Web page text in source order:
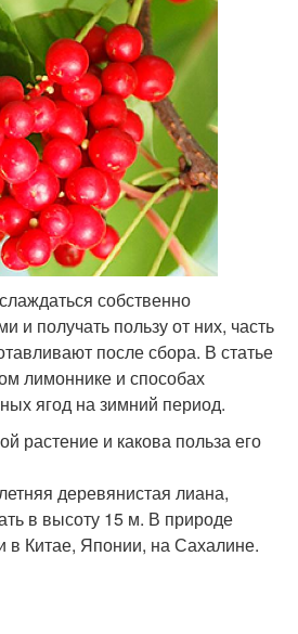
собственно
получать пользу от них, часть
после сбора. В статье
лимоннике и способах
ягод на зимний период.
растение и какова польза его
деревянистая лиана,
в высоту 15 м. В природе
в Китае, Японии, на Сахалине.